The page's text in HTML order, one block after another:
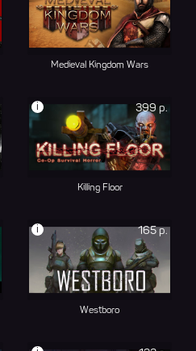
Medieval Kingdom Wars
399 р.
i
Killing Floor
165 р.
i
Westboro